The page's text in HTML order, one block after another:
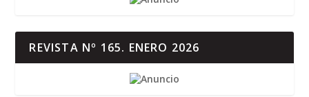
REVISTA Nº 165. ENERO 2026